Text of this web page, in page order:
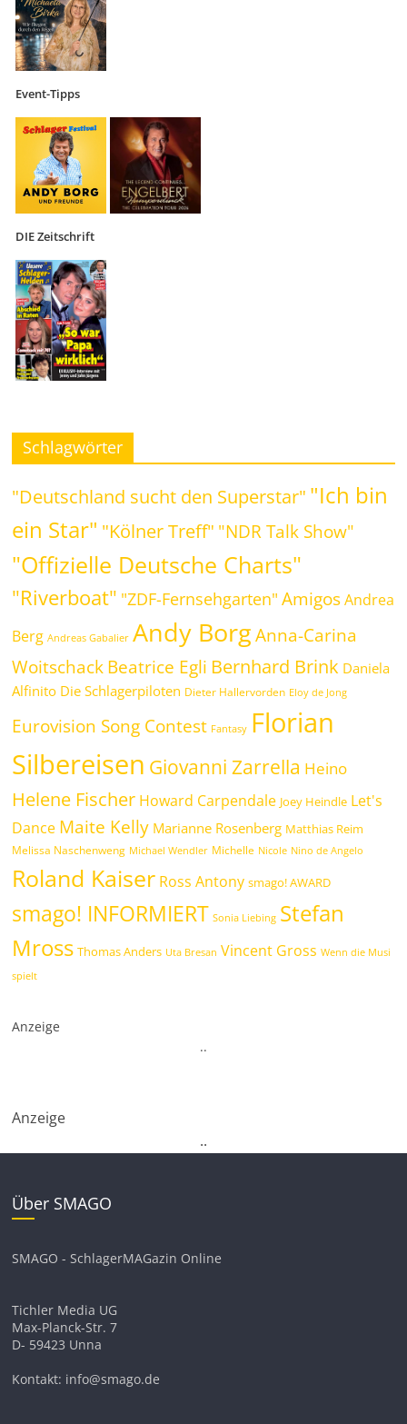
Event-Tipps
DIE Zeitschrift
Schlagwörter
"Deutschland sucht den Superstar" "Ich bin
ein Star" "Kölner Treff" "NDR Talk Show"
"Offizielle Deutsche Charts"
"Riverboat" "ZDF-Fernsehgarten" Amigos Andrea
Berg Andreas Gabalier Andy Borg Anna-Carina
WoitschackBeatrice Egli Bernhard Brink Daniela
Alfinito Die Schlagerpiloten Dieter Hallervorden Eloy de Jong
Eurovision Song Contest Fantasy Florian
Silbereisen Giovanni Zarrella Heino
Helene Fischer Howard Carpendale Joey Heindle Let's
Dance Maite Kelly Marianne Rosenberg Matthias Reim
Melissa Naschenweng Michael Wendler Michelle Nicole Nino de Angelo
Roland Kaiser Ross Antony smago! AWARD
smago! INFORMIERT Sonia Liebing Stefan
Mross Thomas Anders Uta Bresan Vincent Gross Wenn die Musi
spielt
Anzeige
..
Anzeige
..
Über SMAGO
SMAGO - SchlagerMAGazin Online
Tichler Media UG
Max-Planck-Str. 7
D- 59423 Unna
Kontakt: info@smago.de